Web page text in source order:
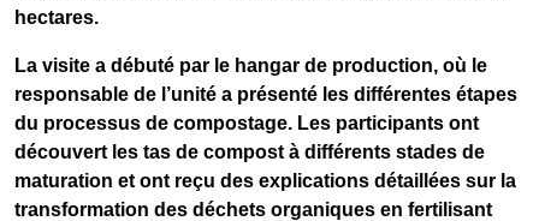
hectares.
La visite a débuté par le hangar de production, où le
responsable de l’unité a présenté les différentes étapes
du processus de compostage. Les participants ont
découvert les tas de compost à différents stades de
maturation et ont reçu des explications détaillées sur la
transformation des déchets organiques en fertilisant